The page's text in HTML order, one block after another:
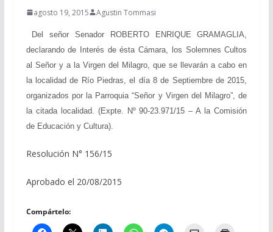
agosto 19, 2015 Agustin Tommasi
Del señor Senador ROBERTO ENRIQUE GRAMAGLIA,
declarando de Interés de ésta Cámara, los Solemnes Cultos
al Señor y a la Virgen del Milagro, que se llevarán a cabo en
la localidad de Río Piedras, el día 8 de Septiembre de 2015,
organizados por la Parroquia “Señor y Virgen del Milagro”, de
la citada localidad. (Expte. Nº 90-23.971/15 – A la Comisión
de Educación y Cultura).
Resolución N° 156/15
Aprobado el 20/08/2015
Compártelo: